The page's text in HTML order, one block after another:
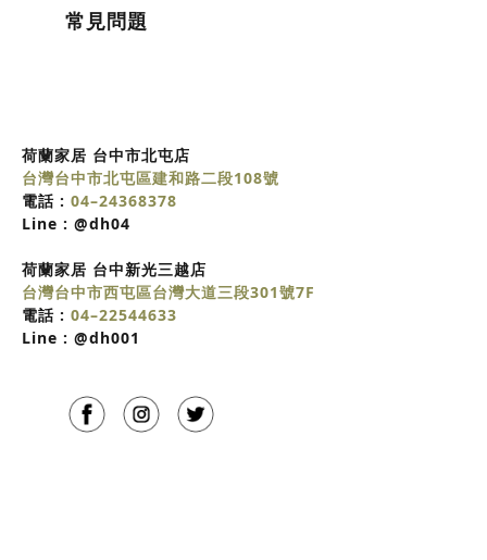
常見問題
荷蘭家居 台中市北屯店
台灣台中市北屯區建和路二段108號
電話 : 04–24368378
Line : @dh04
荷蘭家居 台中新光三越店
台灣台中市西屯區台灣大道三段301號7F
電話 : 04–22544633
Line : @dh001